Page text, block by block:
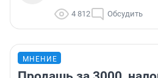
4 812 Обсудить
МНЕНИЕ